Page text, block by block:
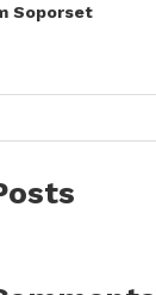
Soporset